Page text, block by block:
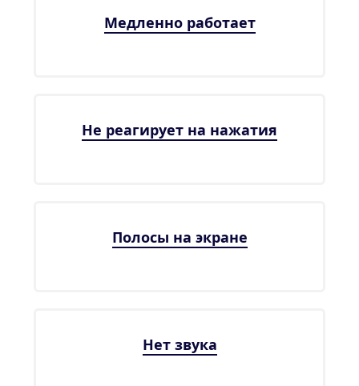
Медленно работает
Не реагирует на нажатия
Полосы на экране
Нет звука